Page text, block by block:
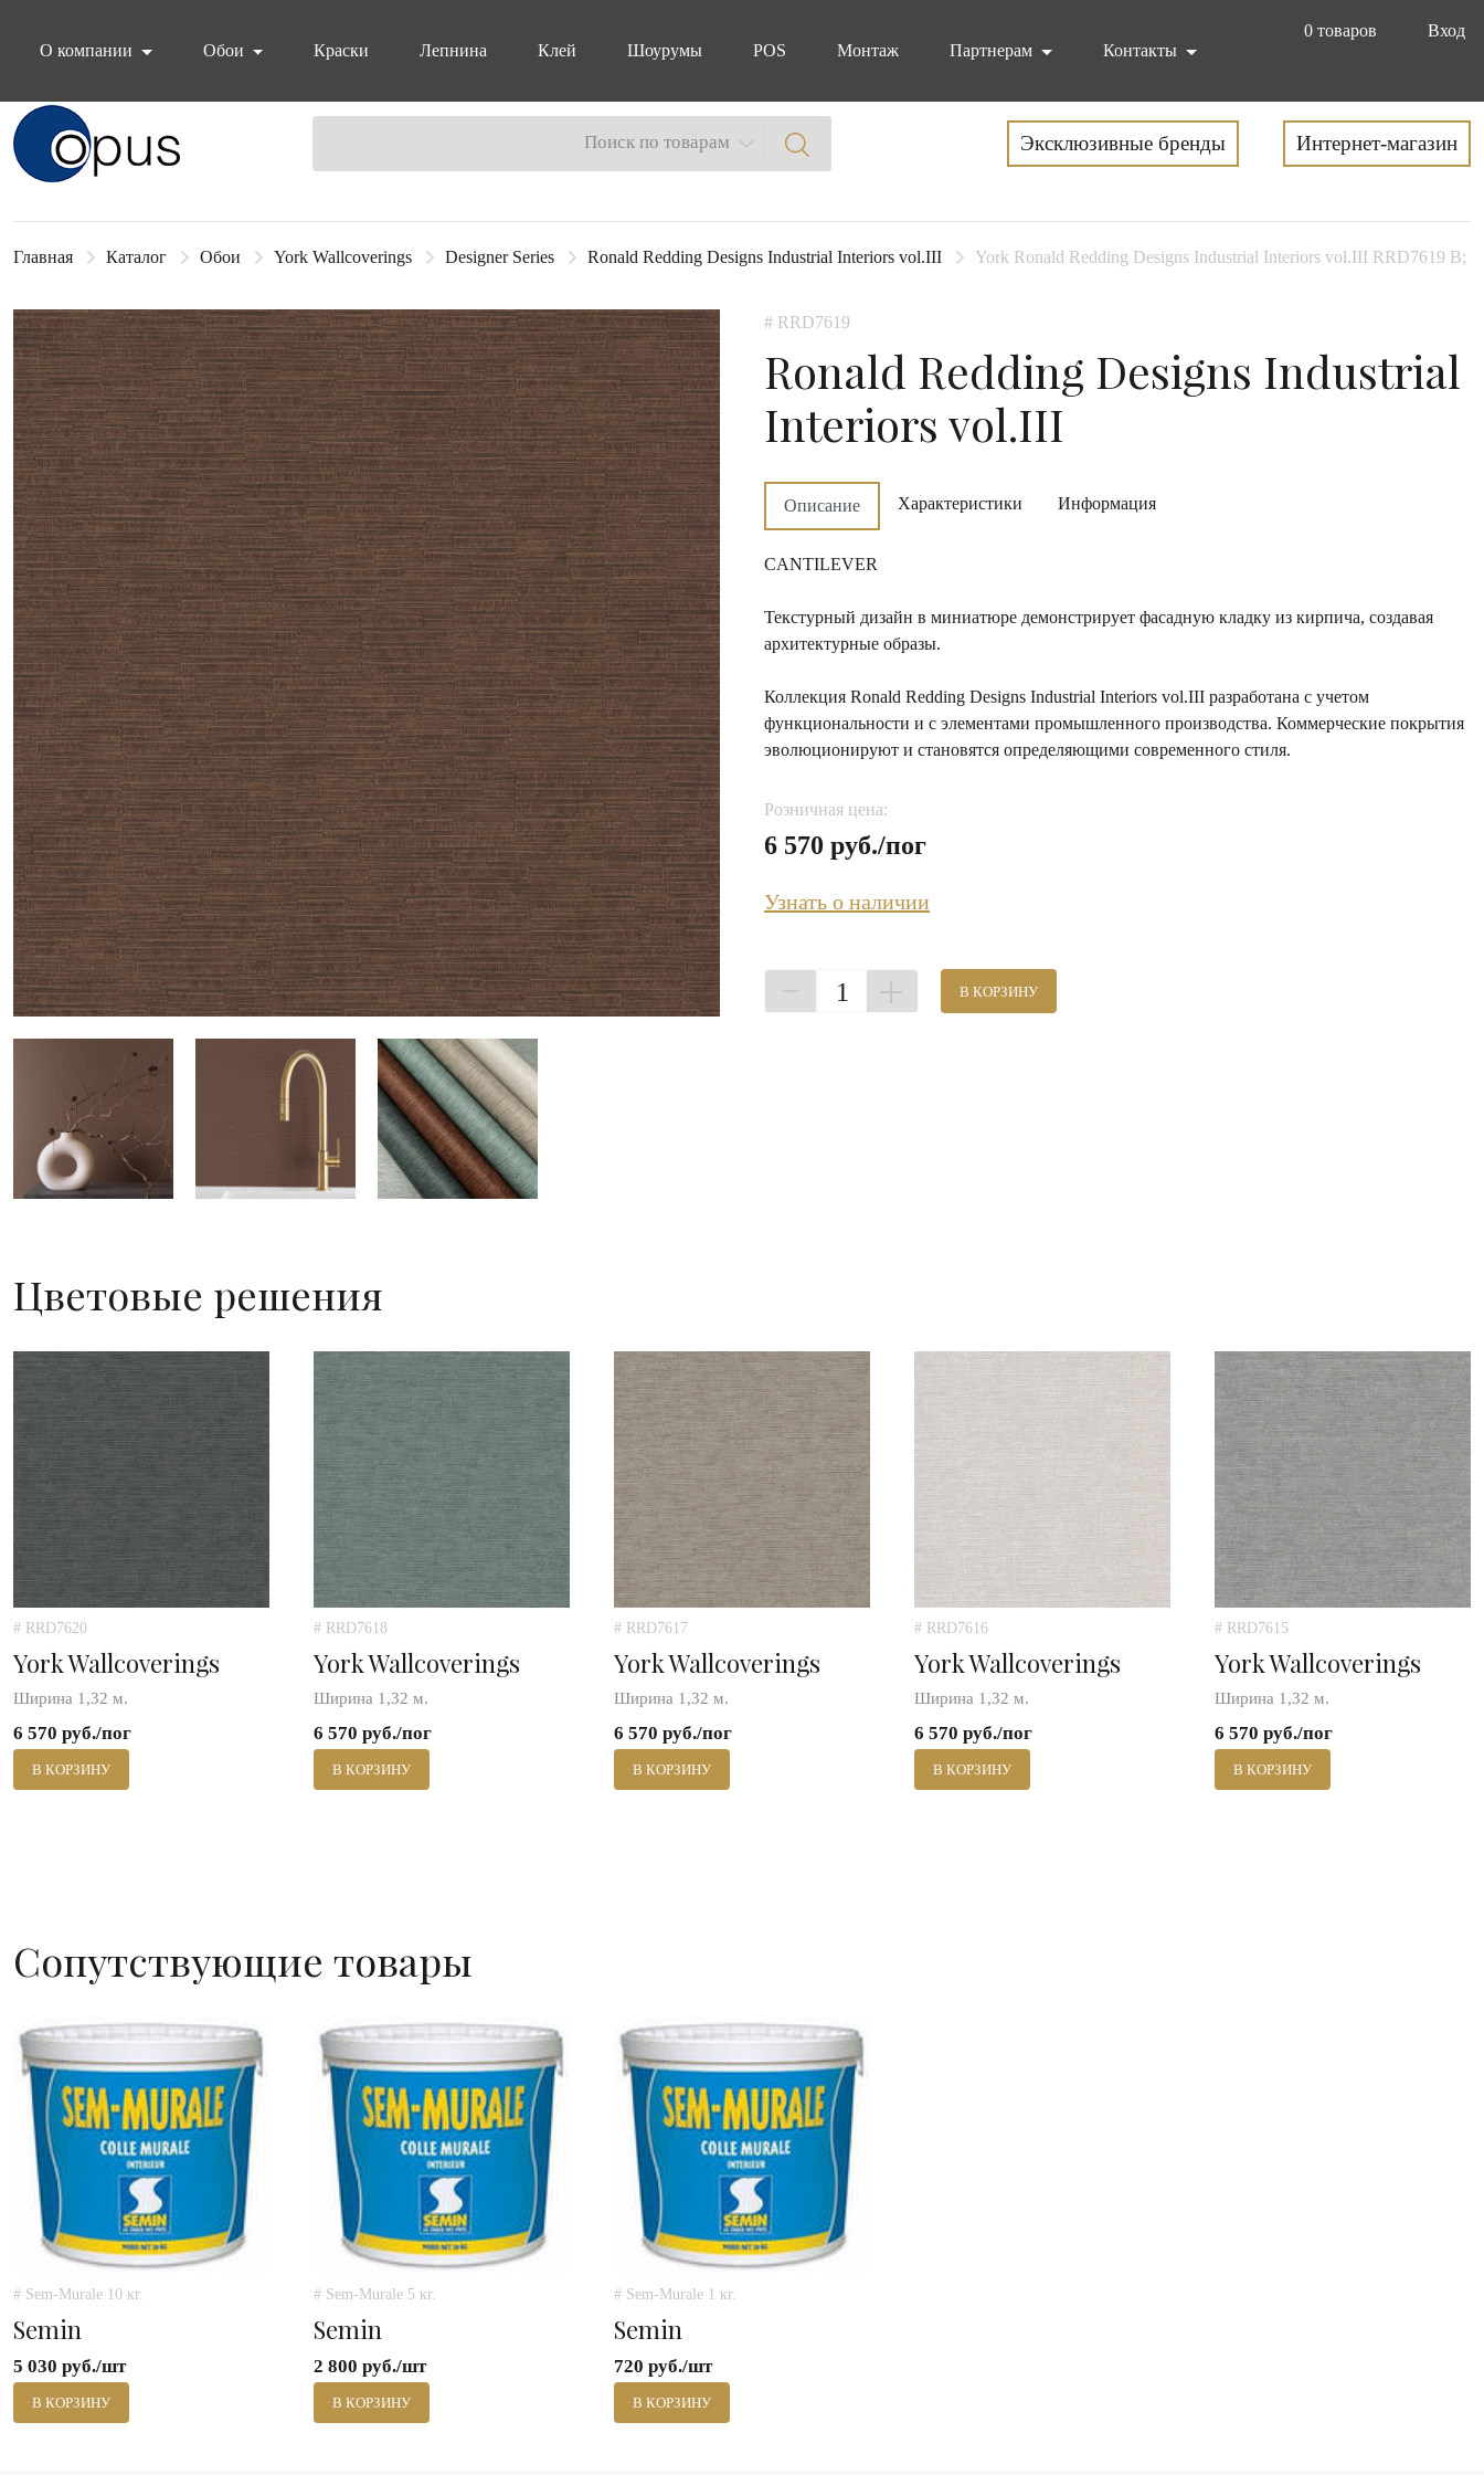
0 товаров
Вход
О компании
Обои Краски Лепнина Клей Шоурумы POS Монтаж Партнерам Контакты
Блок поиска Поиск по товарам Эксклюзивные бренды Интернет-магазин
Главная Каталог Обои York Wallcoverings Designer Series Ronald Redding Designs Industrial Interiors vol.III York Ronald Redding Designs Industrial Interiors vol.III RRD7619 B;
# RRD7619
Ronald Redding Designs Industrial
Interiors vol.III
Описание Характеристики Информация
CANTILEVER
Текстурный дизайн в миниатюре демонстрирует фасадную кладку из кирпича, создавая
архитектурные образы.
Коллекция Ronald Redding Designs Industrial Interiors vol.III разработана с учетом
функциональности и с элементами промышленного производства. Коммерческие покрытия
эволюционируют и становятся определяющими современного стиля.
Розничная цена:
6 570 руб./пог
Узнать о наличии
1 В КОРЗИНУ
Цветовые решения
# RRD7620
York Wallcoverings
Ширина 1,32 м.
6 570 руб./пог
В КОРЗИНУ
# RRD7618
York Wallcoverings
Ширина 1,32 м.
6 570 руб./пог
В КОРЗИНУ
# RRD7617
York Wallcoverings
Ширина 1,32 м.
6 570 руб./пог
В КОРЗИНУ
# RRD7616
York Wallcoverings
Ширина 1,32 м.
6 570 руб./пог
В КОРЗИНУ
# RRD7615
York Wallcoverings
Ширина 1,32 м.
6 570 руб./пог
В КОРЗИНУ
Сопутствующие товары
# Sem-Murale 10 кг.
Semin
5 030 руб./шт
В КОРЗИНУ
# Sem-Murale 5 кг.
Semin
2 800 руб./шт
В КОРЗИНУ
# Sem-Murale 1 кг.
Semin
720 руб./шт
В КОРЗИНУ